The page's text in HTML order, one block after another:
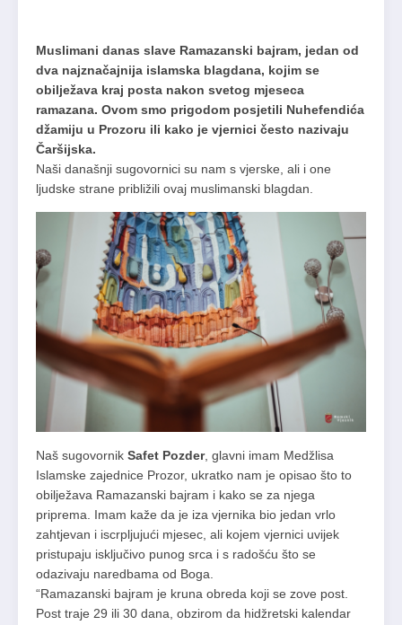
Muslimani danas slave Ramazanski bajram, jedan od
dva najznačajnija islamska blagdana, kojim se
obilježava kraj posta nakon svetog mjeseca
ramazana. Ovom smo prigodom posjetili Nuhefendića
džamiju u Prozoru ili kako je vjernici često nazivaju
Čaršijska.
Naši današnji sugovornici su nam s vjerske, ali i one
ljudske strane približili ovaj muslimanski blagdan.
Naš sugovornik Safet Pozder, glavni imam Medžlisa
Islamske zajednice Prozor, ukratko nam je opisao što to
obilježava Ramazanski bajram i kako se za njega
priprema. Imam kaže da je iza vjernika bio jedan vrlo
zahtjevan i iscrpljujući mjesec, ali kojem vjernici uvijek
pristupaju isključivo punog srca i s radošću što se
odazivaju naredbama od Boga.
“Ramazanski bajram je kruna obreda koji se zove post.
Post traje 29 ili 30 dana, obzirom da hidžretski kalendar